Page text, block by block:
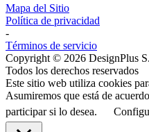
Mapa del Sitio
Política de privacidad
-
Términos de servicio
Copyright © 2026 DesignPlus
Todos los derechos reservados
Este sitio web utiliza cookies
Asumiremos que está de
participar si lo desea.